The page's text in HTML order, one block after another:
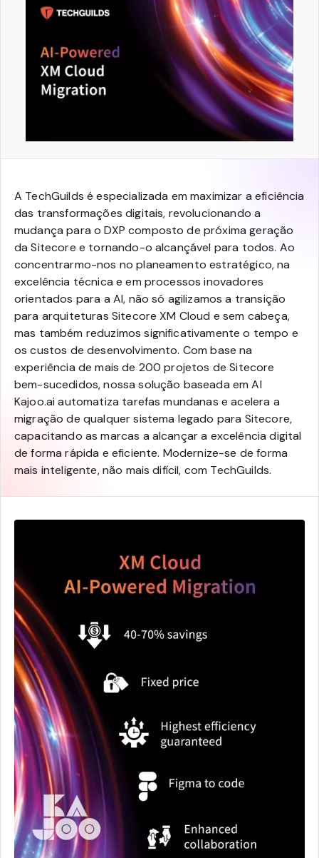
A TechGuilds é especializada em maximizar a eficiência
das transformações digitais, revolucionando a
mudança para o DXP composto de próxima geração
da Sitecore e tornando-o alcançável para todos. Ao
concentrarmo-nos no planeamento estratégico, na
excelência técnica e em processos inovadores
orientados para a AI, não só agilizamos a transição
para arquiteturas Sitecore XM Cloud e sem cabeça,
mas também reduzimos significativamente o tempo e
os custos de desenvolvimento. Com base na
experiência de mais de 200 projetos de Sitecore
bem-sucedidos, nossa solução baseada em AI
Kajoo.ai automatiza tarefas mundanas e acelera a
migração de qualquer sistema legado para Sitecore,
capacitando as marcas a alcançar a excelência digital
de forma rápida e eficiente. Modernize-se de forma
mais inteligente, não mais difícil, com TechGuilds.